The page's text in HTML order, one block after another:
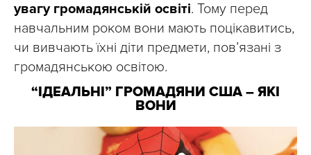
увагу громадянській освіті. Тому перед
навчальним роком вони мають поцікавитись,
чи вивчають їхні діти предмети, пов’язані з
громадянською освітою.
“ІДЕАЛЬНІ” ГРОМАДЯНИ США – ЯКІ
ВОНИ